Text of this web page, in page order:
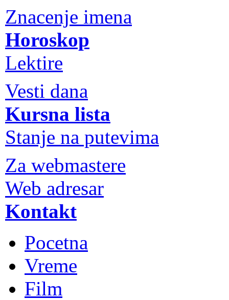
Znacenje imena
Horoskop
Lektire
Vesti dana
Kursna lista
Stanje na putevima
Za webmastere
Web adresar
Kontakt
Pocetna
Vreme
Film